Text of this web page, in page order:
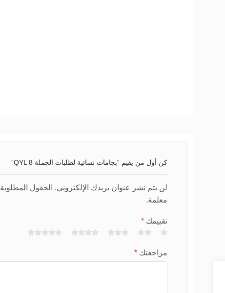
كن أول من يقيم “بجامات نسائية لطلبات الجملة QYL 8”
لن يتم نشر عنوان بريدك الإلكتروني. الحقول المطلوبة
معلمة.
تقييمك*
مراجعتك*